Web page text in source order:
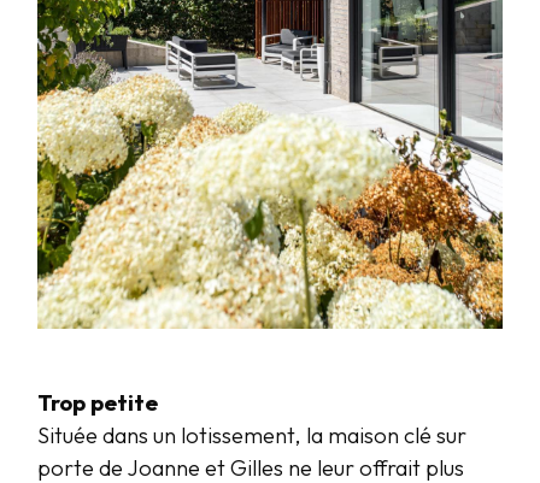
Trop petite
Située dans un lotissement, la maison clé sur
porte de Joanne et Gilles ne leur offrait plus